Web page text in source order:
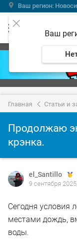
Ваш регион:
Ваш
Главная Статьи и
Продолжаю
крэнка.
el_Santillo
9 сентября
Сегодня условия
местами дождь,
воды.